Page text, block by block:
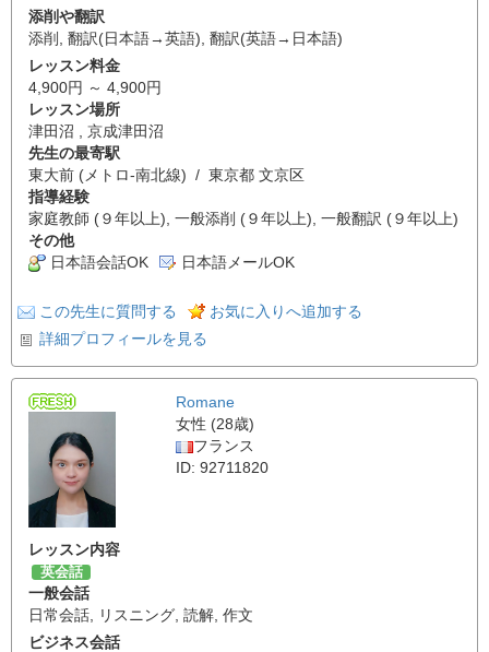
添削や翻訳
添削
翻訳(日本語→英語) 翻訳(英語→日本語)
レッスン料金
4,900円 ～ 4,900円
レッスン場所
津田沼 , 京成津田沼
先生の最寄駅
東大前 (メトロ-南北線) / 東京都 文京区
指導経験
家庭教師 (９年以上), 一般添削 (９年以上), 一般翻訳 (９年以上)
その他
日本語会話OK
日本語メールOK
この先生に質問する
お気に入りへ追加する
詳細プロフィールを見る
Romane
女性 (28歳)
フランス
ID: 92711820
レッスン内容
英会話
一般会話
日常会話
リスニング 読解 作文
ビジネス会話